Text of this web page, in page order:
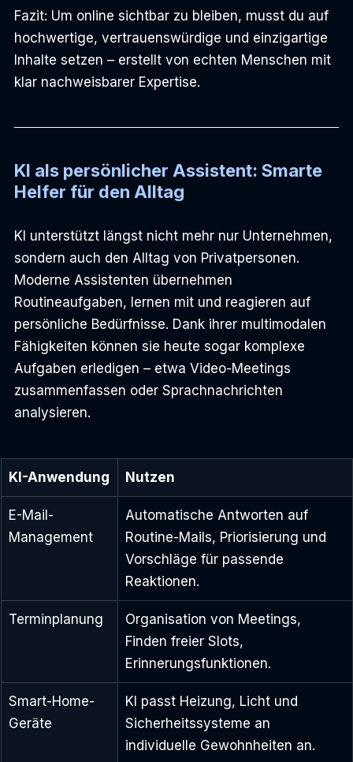
Fazit: Um online sichtbar zu bleiben, musst du auf
hochwertige, vertrauenswürdige und einzigartige
Inhalte setzen – erstellt von echten Menschen mit
klar nachweisbarer Expertise.
KI als persönlicher Assistent: Smarte
Helfer für den Alltag
KI unterstützt längst nicht mehr nur Unternehmen,
sondern auch den Alltag von Privatpersonen.
Moderne Assistenten übernehmen
Routineaufgaben, lernen mit und reagieren auf
persönliche Bedürfnisse. Dank ihrer multimodalen
Fähigkeiten können sie heute sogar komplexe
Aufgaben erledigen – etwa Video-Meetings
zusammenfassen oder Sprachnachrichten
analysieren.
KI-Anwendung Nutzen
E-Mail-
Management
Automatische Antworten auf
Routine-Mails, Priorisierung und
Vorschläge für passende
Reaktionen.
Terminplanung
Organisation von Meetings,
Finden freier Slots,
Erinnerungsfunktionen.
Smart-Home-
Geräte
KI passt Heizung, Licht und
Sicherheitssysteme an
individuelle Gewohnheiten an.